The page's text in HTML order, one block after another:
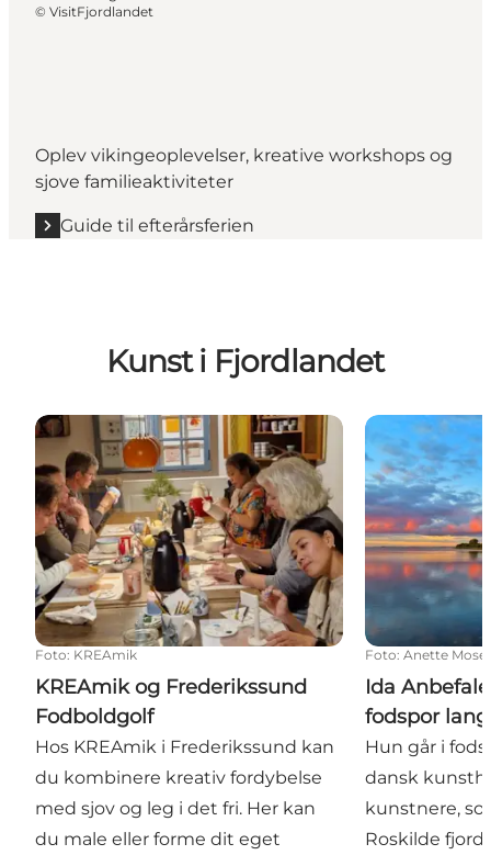
© VisitFjordlandet
Oplev vikingeoplevelser, kreative workshops og
sjove familieaktiviteter
Guide til efterårsferien
Kunst i Fjordlandet
KREAmik og Frederikssund Fodboldgolf
Foto: KREAmik
KREAmik og Frederikssund
Fodboldgolf
Hos KREAmik i Frederikssund kan
du kombinere kreativ fordybelse
med sjov og leg i det fri. Her kan
du male eller forme dit eget
Ida Anbefaler
Foto: Anette
Ida
fodspor
Hun går i
dansk
kunstnere,
Roskilde